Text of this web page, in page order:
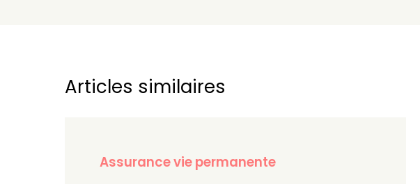
Articles similaires
Assurance vie permanente